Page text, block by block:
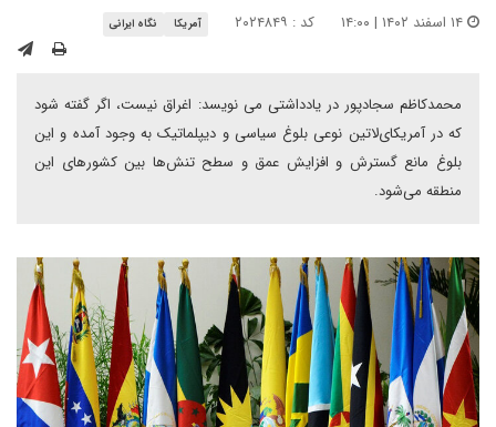
کد : ۲۰۲۴۸۴۹ آمریکا نگاه ایرانی
محمدکاظم سجادپور در یادداشتی می نویسد: اغراق نیست، اگر گفته شود
که در آمریکای‌لاتین نوعی بلوغ سیاسی و دیپلماتیک به وجود آمده و این
بلوغ مانع گسترش و افزایش عمق و سطح تنش‌ها بین کشورهای این
منطقه می‌شود.